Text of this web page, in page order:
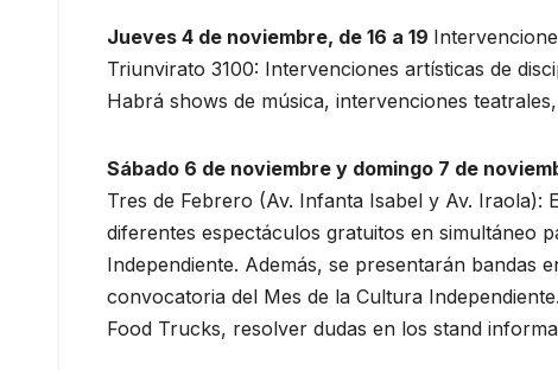
Jueves 4 de noviembre, de 16 a 19
Triunvirato 3100: Intervenciones artísticas de
Habrá shows de música, intervenciones
Sábado 6 de noviembre y domingo 7 de
Tres de Febrero (Av. Infanta Isabel y Av.
diferentes espectáculos gratuitos en simultáneo
Independiente. Además, se presentarán bandas
convocatoria del Mes de la Cultura
Food Trucks, resolver dudas en los stand